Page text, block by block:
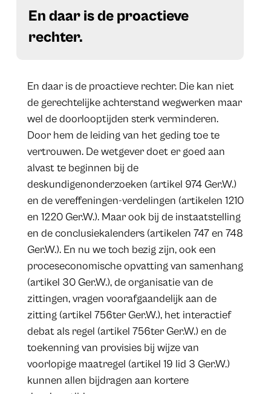
​En daar is de proactieve
rechter.
En daar is de proactieve rechter. Die kan niet
de gerechtelijke achterstand wegwerken maar
wel de doorlooptijden sterk verminderen.
Door hem de leiding van het geding toe te
vertrouwen. De wetgever doet er goed aan
alvast te beginnen bij de
deskundigenonderzoeken (artikel 974 Ger.W.)
en de vereffeningen-verdelingen (artikelen 1210
en 1220 Ger.W.). Maar ook bij de instaatstelling
en de conclusiekalenders (artikelen 747 en 748
Ger.W.). En nu we toch bezig zijn, ook een
proceseconomische opvatting van samenhang
(artikel 30 Ger.W.), de organisatie van de
zittingen, vragen voorafgaandelijk aan de
zitting (artikel 756ter Ger.W.), het interactief
debat als regel (artikel 756ter Ger.W.) en de
toekenning van provisies bij wijze van
voorlopige maatregel (artikel 19 lid 3 Ger.W.)
kunnen allen bijdragen aan kortere